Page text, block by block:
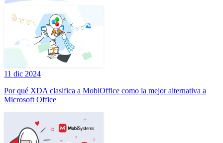
11 dic 2024
Por qué XDA clasifica a MobiOffice como la mejor alternativa a
Microsoft Office